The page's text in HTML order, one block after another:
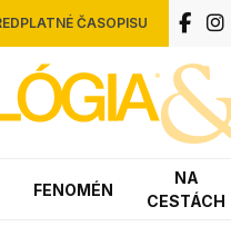
ČASOPISU
FENOMÉN
NA
CESTÁCH